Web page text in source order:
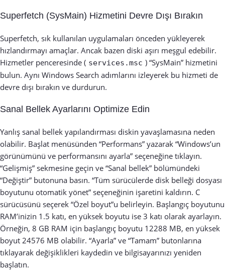
Superfetch (SysMain) Hizmetini Devre Dışı Bırakın
Superfetch, sık kullanılan uygulamaları önceden yükleyerek
hızlandırmayı amaçlar. Ancak bazen diski aşırı meşgul edebilir.
Hizmetler penceresinde ( services.msc ) “SysMain” hizmetini
bulun. Aynı Windows Search adımlarını izleyerek bu hizmeti de
devre dışı bırakın ve durdurun.
Sanal Bellek Ayarlarını Optimize Edin
Yanlış sanal bellek yapılandırması diskin yavaşlamasına neden
olabilir. Başlat menüsünden “Performans” yazarak “Windows’un
görünümünü ve performansını ayarla” seçeneğine tıklayın.
“Gelişmiş” sekmesine geçin ve “Sanal bellek” bölümündeki
“Değiştir” butonuna basın. “Tüm sürücülerde disk belleği dosyası
boyutunu otomatik yönet” seçeneğinin işaretini kaldırın. C
sürücüsünü seçerek “Özel boyut”u belirleyin. Başlangıç boyutunu
RAM’inizin 1.5 katı, en yüksek boyutu ise 3 katı olarak ayarlayın.
Örneğin, 8 GB RAM için başlangıç boyutu 12288 MB, en yüksek
boyut 24576 MB olabilir. “Ayarla” ve “Tamam” butonlarına
tıklayarak değişiklikleri kaydedin ve bilgisayarınızı yeniden
başlatın.